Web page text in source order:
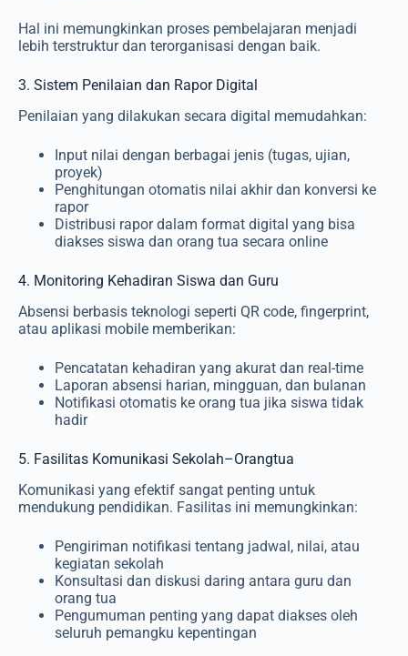
Hal ini memungkinkan proses pembelajaran menjadi
lebih terstruktur dan terorganisasi dengan baik.
3. Sistem Penilaian dan Rapor Digital
Penilaian yang dilakukan secara digital memudahkan:
Input nilai dengan berbagai jenis (tugas, ujian,
proyek)
Penghitungan otomatis nilai akhir dan konversi ke
rapor
Distribusi rapor dalam format digital yang bisa
diakses siswa dan orang tua secara online
4. Monitoring Kehadiran Siswa dan Guru
Absensi berbasis teknologi seperti QR code, fingerprint,
atau aplikasi mobile memberikan:
Pencatatan kehadiran yang akurat dan real-time
Laporan absensi harian, mingguan, dan bulanan
Notifikasi otomatis ke orang tua jika siswa tidak
hadir
5. Fasilitas Komunikasi Sekolah–Orangtua
Komunikasi yang efektif sangat penting untuk
mendukung pendidikan. Fasilitas ini memungkinkan:
Pengiriman notifikasi tentang jadwal, nilai, atau
kegiatan sekolah
Konsultasi dan diskusi daring antara guru dan
orang tua
Pengumuman penting yang dapat diakses oleh
seluruh pemangku kepentingan